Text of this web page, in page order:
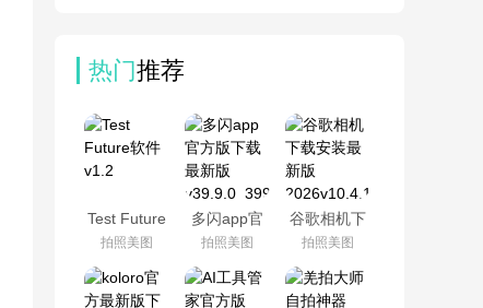
热门推荐
Test Future
软件v1.2
拍照美图
多闪app官
方版下载最
新版
v39.9.0_39900300
拍照美图
谷歌相机下
载安装最新
版
拍照美图